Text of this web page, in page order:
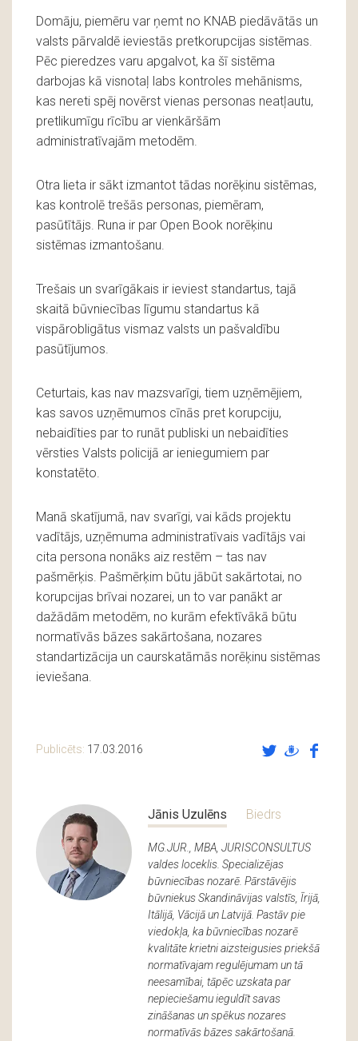
Domāju, piemēru var ņemt no KNAB piedāvātās un
valsts pārvaldē ieviestās pretkorupcijas sistēmas.
Pēc pieredzes varu apgalvot, ka šī sistēma
darbojas kā visnotaļ labs kontroles mehānisms,
kas nereti spēj novērst vienas personas neatļautu,
pretlikumīgu rīcību ar vienkāršām
administratīvajām metodēm.
Otra lieta ir sākt izmantot tādas norēķinu sistēmas,
kas kontrolē trešās personas, piemēram,
pasūtītājs. Runa ir par Open Book norēķinu
sistēmas izmantošanu.
Trešais un svarīgākais ir ieviest standartus, tajā
skaitā būvniecības līgumu standartus kā
vispārobligātus vismaz valsts un pašvaldību
pasūtījumos.
Ceturtais, kas nav mazsvarīgi, tiem uzņēmējiem,
kas savos uzņēmumos cīnās pret korupciju,
nebaidīties par to runāt publiski un nebaidīties
vērsties Valsts policijā ar ieniegumiem par
konstatēto.
Manā skatījumā, nav svarīgi, vai kāds projektu
vadītājs, uzņēmuma administratīvais vadītājs vai
cita persona nonāks aiz restēm – tas nav
pašmērķis. Pašmērķim būtu jābūt sakārtotai, no
korupcijas brīvai nozarei, un to var panākt ar
dažādām metodēm, no kurām efektīvākā būtu
normatīvās bāzes sakārtošana, nozares
standartizācija un caurskatāmās norēķinu sistēmas
ieviešana.
Publicēts: 17.03.2016
Jānis Uzulēns Biedrs
MG.JUR., MBA, JURISCONSULTUS
valdes loceklis. Specializējas
būvniecības nozarē. Pārstāvējis
būvniekus Skandināvijas valstīs, Īrijā,
Itālijā, Vācijā un Latvijā. Pastāv pie
viedokļa, ka būvniecības nozarē
kvalitāte krietni aizsteigusies priekšā
normatīvajam regulējumam un tā
neesamībai, tāpēc uzskata par
nepieciešamu ieguldīt savas
zināšanas un spēkus nozares
normatīvās bāzes sakārtošanā.